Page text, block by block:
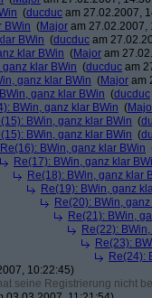
(ducduc am 27.02.2007,
BWin (Major am 27.02.2007,
BWin (ducduc am
klar BWin (Major am
ganz klar BWin (ducduc am
ganz klar BWin (Major am
ganz klar BWin (ducduc
BWin, ganz klar BWin (
BWin, ganz klar BWin (
BWin, ganz klar BWin (
Re(16): BWin, ganz klar BWin
Re(17): BWin, ganz klar
Re(18): BWin, ganz klar
Re(19): BWin, ganz
Re(20): BWin,
Re(21): BWin,
Re(22):
Re(23):
Re(24):
10:22:45)
seine Registrierung nicht